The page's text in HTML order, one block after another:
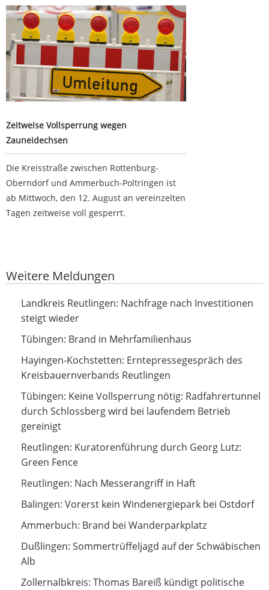
Zeitweise Vollsperrung wegen Zauneidechsen
Zeitweise Vollsperrung wegen
Zauneidechsen
Die Kreisstraße zwischen Rottenburg-
Oberndorf und Ammerbuch-Poltringen ist
ab Mittwoch, den 12. August an vereinzelten
Tagen zeitweise voll gesperrt.
Weitere Meldungen
Nachfrage nach Investitionen steigt wieder
Landkreis Reutlingen: Nachfrage nach Investitionen
steigt wieder
Brand in Mehrfamilienhaus
Tübingen: Brand in Mehrfamilienhaus
Erntepressegespräch des Kreisbauernverbands
Reutlingen
Hayingen-Kochstetten: Erntepressegespräch des
Kreisbauernverbands Reutlingen
Keine Vollsperrung nötig: Radfahrertunnel durch
Schlossberg wird bei laufendem Betrieb gereinigt
Tübingen: Keine Vollsperrung nötig: Radfahrertunnel
durch Schlossberg wird bei laufendem Betrieb
gereinigt
Kuratorenführung durch Georg Lutz: Green Fence
Reutlingen: Kuratorenführung durch Georg Lutz:
Green Fence
Nach Messerangriff in Haft
Reutlingen: Nach Messerangriff in Haft
Vorerst kein Windenergiepark bei Ostdorf
Balingen: Vorerst kein Windenergiepark bei Ostdorf
Brand bei Wanderparkplatz
Ammerbuch: Brand bei Wanderparkplatz
Sommertrüffeljagd auf der Schwäbischen Alb
Dußlingen: Sommertrüffeljagd auf der Schwäbischen
Alb
Thomas Bareiß kündigt politische Auszeit an
Zollernalbkreis: Thomas Bareiß kündigt politische